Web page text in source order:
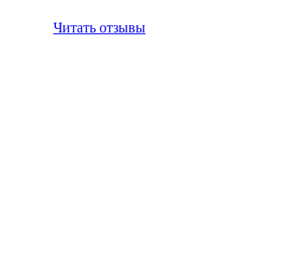
Читать отзывы